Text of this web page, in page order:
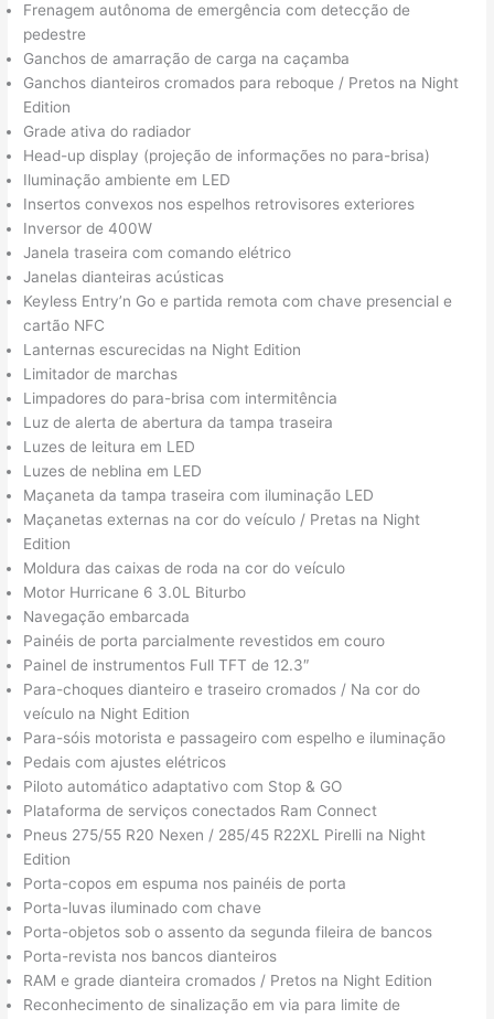
Frenagem autônoma de emergência com detecção de
pedestre
Ganchos de amarração de carga na caçamba
Ganchos dianteiros cromados para reboque / Pretos na Night
Edition
Grade ativa do radiador
Head-up display (projeção de informações no para-brisa)
Iluminação ambiente em LED
Insertos convexos nos espelhos retrovisores exteriores
Inversor de 400W
Janela traseira com comando elétrico
Janelas dianteiras acústicas
Keyless Entry’n Go e partida remota com chave presencial e
cartão NFC
Lanternas escurecidas na Night Edition
Limitador de marchas
Limpadores do para-brisa com intermitência
Luz de alerta de abertura da tampa traseira
Luzes de leitura em LED
Luzes de neblina em LED
Maçaneta da tampa traseira com iluminação LED
Maçanetas externas na cor do veículo / Pretas na Night
Edition
Moldura das caixas de roda na cor do veículo
Motor Hurricane 6 3.0L Biturbo
Navegação embarcada
Painéis de porta parcialmente revestidos em couro
Painel de instrumentos Full TFT de 12.3″
Para-choques dianteiro e traseiro cromados / Na cor do
veículo na Night Edition
Para-sóis motorista e passageiro com espelho e iluminação
Pedais com ajustes elétricos
Piloto automático adaptativo com Stop & GO
Plataforma de serviços conectados Ram Connect
Pneus 275/55 R20 Nexen / 285/45 R22XL Pirelli na Night
Edition
Porta-copos em espuma nos painéis de porta
Porta-luvas iluminado com chave
Porta-objetos sob o assento da segunda fileira de bancos
Porta-revista nos bancos dianteiros
RAM e grade dianteira cromados / Pretos na Night Edition
Reconhecimento de sinalização em via para limite de